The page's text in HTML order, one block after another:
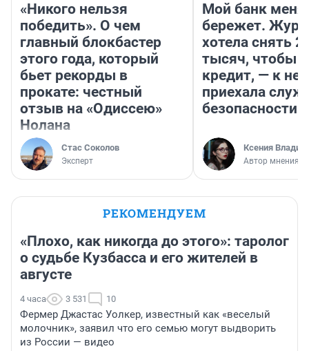
«Никого нельзя
победить». О чем
главный блокбастер
этого года, который
бьет рекорды в
прокате: честный
отзыв на «Одиссею»
Нолана
Стас Соколов
Эксперт
Мой банк меня
бережет.
хотела снять
тысяч, чтобы
кредит, — к
приехала
безопасности
Ксения
Автор мнения
РЕКОМЕНДУЕМ
«Плохо, как никогда до этого»: таролог
о судьбе Кузбасса и его жителей в
августе
4 часа 3 531 10
Фермер Джастас Уолкер, известный как «веселый
молочник», заявил что его семью могут выдворить
из России — видео